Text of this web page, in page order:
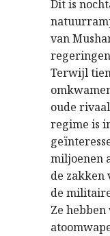
Dit is
van
Terwijl
oude
regime is
miljoenen
de zakken
de
Ze